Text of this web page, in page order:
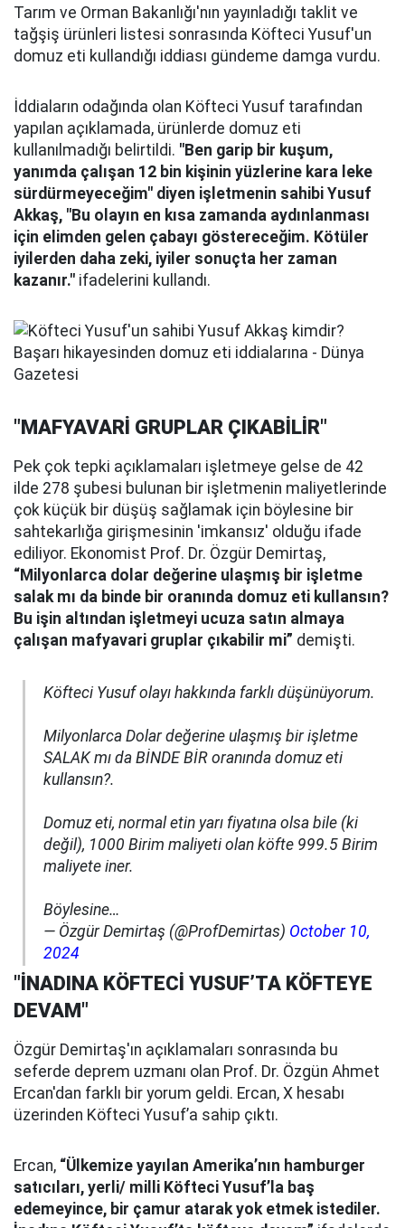
Tarım ve Orman Bakanlığı'nın yayınladığı taklit ve
tağşiş ürünleri listesi sonrasında Köfteci Yusuf'un
domuz eti kullandığı iddiası gündeme damga vurdu.
İddiaların odağında olan Köfteci Yusuf tarafından
yapılan açıklamada, ürünlerde domuz eti
kullanılmadığı belirtildi. "Ben garip bir kuşum,
yanımda çalışan 12 bin kişinin yüzlerine kara leke
sürdürmeyeceğim" diyen işletmenin sahibi Yusuf
Akkaş, "Bu olayın en kısa zamanda aydınlanması
için elimden gelen çabayı göstereceğim. Kötüler
iyilerden daha zeki, iyiler sonuçta her zaman
kazanır." ifadelerini kullandı.
"MAFYAVARİ GRUPLAR ÇIKABİLİR"
Pek çok tepki açıklamaları işletmeye gelse de 42
ilde 278 şubesi bulunan bir işletmenin maliyetlerinde
çok küçük bir düşüş sağlamak için böylesine bir
sahtekarlığa girişmesinin 'imkansız' olduğu ifade
ediliyor. Ekonomist Prof. Dr. Özgür Demirtaş,
“Milyonlarca dolar değerine ulaşmış bir işletme
salak mı da binde bir oranında domuz eti kullansın?
Bu işin altından işletmeyi ucuza satın almaya
çalışan mafyavari gruplar çıkabilir mi” demişti.
Köfteci Yusuf olayı hakkında farklı düşünüyorum.
Milyonlarca Dolar değerine ulaşmış bir işletme
SALAK mı da BİNDE BİR oranında domuz eti
kullansın?.
Domuz eti, normal etin yarı fiyatına olsa bile (ki
değil), 1000 Birim maliyeti olan köfte 999.5 Birim
maliyete iner.
Böylesine…
— Özgür Demirtaş (@ProfDemirtas) October 10,
2024
"İNADINA KÖFTECİ YUSUF’TA KÖFTEYE
DEVAM"
Özgür Demirtaş'ın açıklamaları sonrasında bu
seferde deprem uzmanı olan Prof. Dr. Özgün Ahmet
Ercan'dan farklı bir yorum geldi. Ercan, X hesabı
üzerinden Köfteci Yusuf’a sahip çıktı.
Ercan, “Ülkemize yayılan Amerika’nın hamburger
satıcıları, yerli/ milli Köfteci Yusuf’la baş
edemeyince, bir çamur atarak yok etmek istediler.